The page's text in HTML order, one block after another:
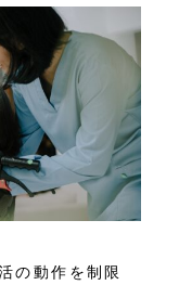
の動作を制限